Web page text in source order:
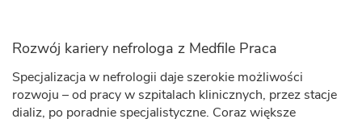
Rozwój kariery nefrologa z Medfile Praca
Specjalizacja w nefrologii daje szerokie możliwości
rozwoju – od pracy w szpitalach klinicznych, przez stacje
dializ, po poradnie specjalistyczne. Coraz większe